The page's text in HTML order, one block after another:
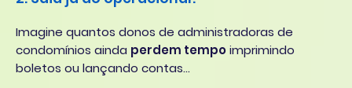
Imagine quantos donos de administradoras de
condomínios ainda perdem tempoimprimindo
boletos ou lançando contas…